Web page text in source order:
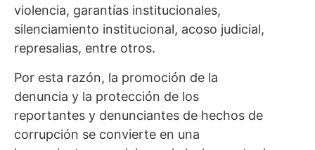
violencia, garantías institucionales,
silenciamiento institucional, acoso judicial,
represalias, entre otros.
Por esta razón, la promoción de la
denuncia y la protección de los
reportantes y denunciantes de hechos de
corrupción se convierte en una